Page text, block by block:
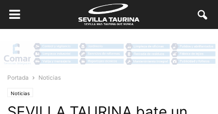
Portada Noticias
Noticias